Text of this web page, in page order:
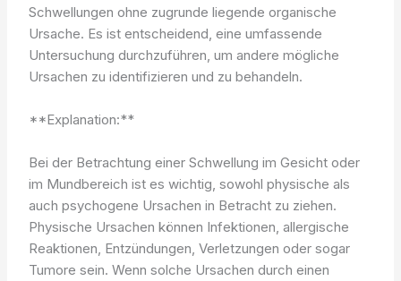
Schwellungen ohne zugrunde liegende organische
Ursache. Es ist entscheidend, eine umfassende
Untersuchung durchzuführen, um andere mögliche
Ursachen zu identifizieren und zu behandeln.
**Explanation:**
Bei der Betrachtung einer Schwellung im Gesicht oder
im Mundbereich ist es wichtig, sowohl physische als
auch psychogene Ursachen in Betracht zu ziehen.
Physische Ursachen können Infektionen, allergische
Reaktionen, Entzündungen, Verletzungen oder sogar
Tumore sein. Wenn solche Ursachen durch einen